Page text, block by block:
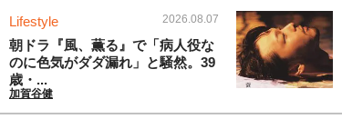
Lifestyle 2026.08.07
朝ドラ『風、薫る』で「病人役な
のに色気がダダ漏れ」と騒然。39
歳・...
加賀谷健